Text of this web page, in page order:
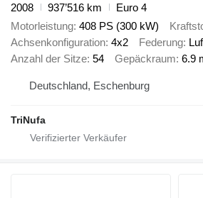
2008
937’516 km
Euro 4
Motorleistung 408 PS (300 kW)
Achsenkonfiguration 4x2 Federung
Anzahl der Sitze 54 Gepäckraum 6.9
Deutschland, Eschenburg
TriNufa